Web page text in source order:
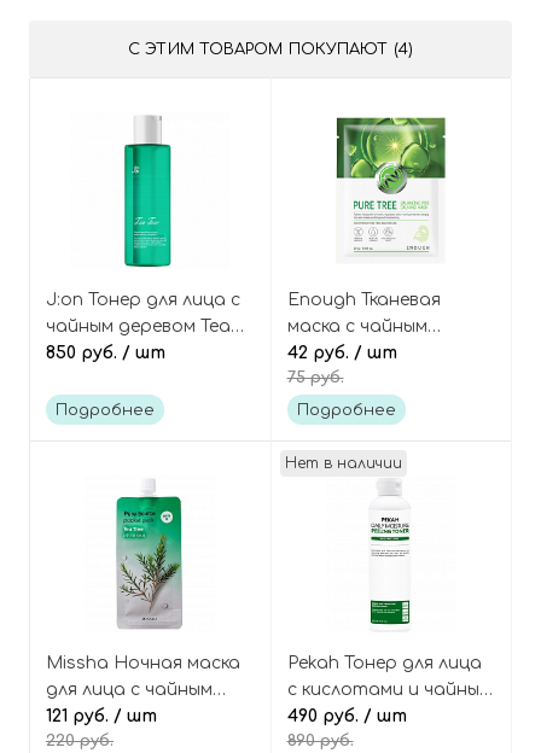
С ЭТИМ ТОВАРОМ ПОКУПАЮТ (4)
J:on Тонер для лица с
чайным деревом Tea
tree toner
850 руб. / шт
Подробнее
Enough Тканевая
маска с чайным
деревом Pure tree
balancing PRO calming
mask
42 руб. / шт
75 руб.
Подробнее
Missha Ночная маска
для лица с чайным
деревом 10 мл Pure
source pocket pack tea
121 руб. / шт
220 руб.
Нет в наличии
Pekah Тонер для лица
с кислотами и чайным
деревом Daily moisture
peeling toner
490 руб. / шт
890 руб.